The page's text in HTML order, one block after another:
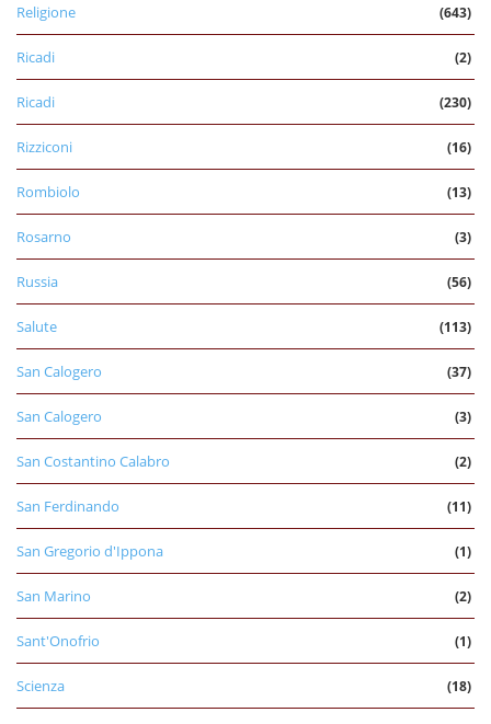
Religione (643)
Ricadi (2)
Ricadi (230)
Rizziconi (16)
Rombiolo (13)
Rosarno (3)
Russia (56)
Salute (113)
San Calogero (37)
San Calogero (3)
San Costantino Calabro (2)
San Ferdinando (11)
San Gregorio d'Ippona (1)
San Marino (2)
Sant'Onofrio (1)
Scienza (18)